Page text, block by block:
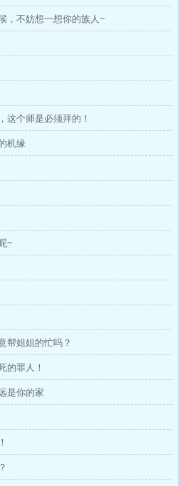
，不妨想一想你的族人~
这个师是必须拜的！
机缘
~
帮姐姐的忙吗？
的罪人！
是你的家